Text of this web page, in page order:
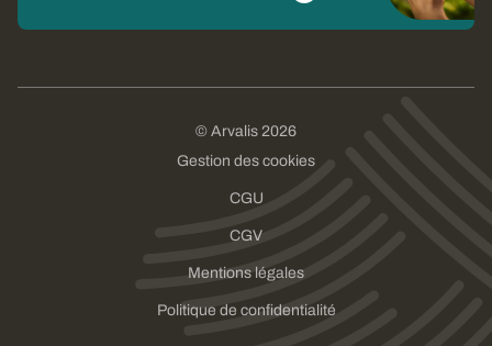
© Arvalis 2026
Gestion des cookies
CGU
CGV
Mentions légales
Politique de confidentialité